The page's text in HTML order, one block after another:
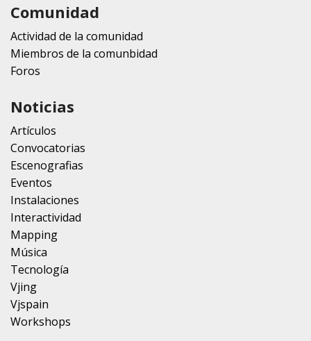
Comunidad
Actividad de la comunidad
Miembros de la comunbidad
Foros
Noticias
Artículos
Convocatorias
Escenografias
Eventos
Instalaciones
Interactividad
Mapping
Música
Tecnología
Vjing
Vjspain
Workshops